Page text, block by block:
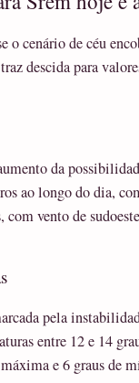
o cenário de céu
descida para
da
ao longo do dia,
vento de
pela
entre 12 e 14
e 6 graus de